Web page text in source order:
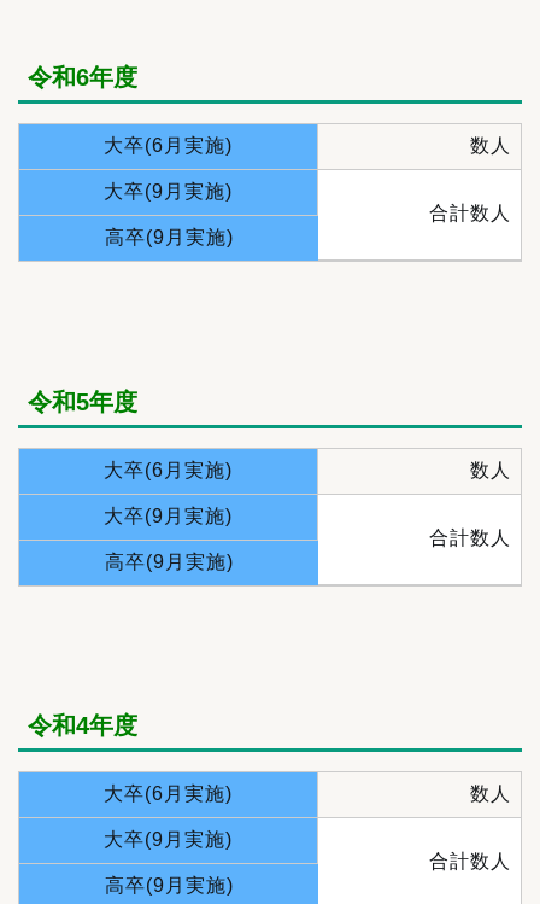
令和6年度
大卒(6月実施) 数人
大卒(9月実施)
合計数人
高卒(9月実施)
令和5年度
大卒(6月実施) 数人
大卒(9月実施)
合計数人
高卒(9月実施)
令和4年度
大卒(6月実施) 数人
大卒(9月実施)
合計数人
高卒(9月実施)